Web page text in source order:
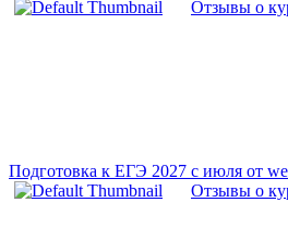
Отзывы о
Подготовка к ЕГЭ 2027 с июля от
Отзывы о